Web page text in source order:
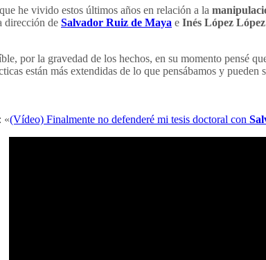
he vivido estos últimos años en relación a la
dirección de Salvador Ruiz de Maya e Inés López López
por la gravedad de los hechos, en su momento pensé
están más extendidas de lo que pensábamos y
«(Vídeo) Finalmente no defenderé mi tesis doctoral con